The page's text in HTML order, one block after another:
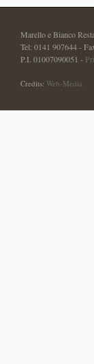
Marello e Bianco
Tel: 0141 907644 -
P.I. 01007090051 -
Credits: Web-Media